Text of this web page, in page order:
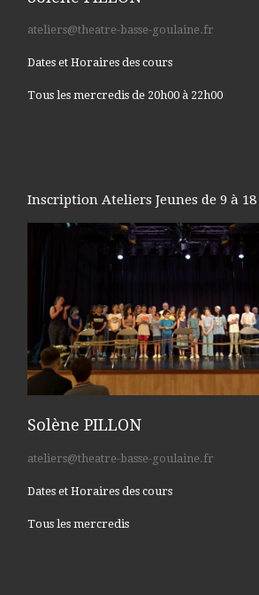
ateliers@theatre-basse-goulaine.fr
Dates et Horaires des cours
Tous les mercredis de 20h00 à 22h00
Inscription Ateliers Jeunes de 9 à 18
Solène PILLON
ateliers@theatre-basse-goulaine.fr
Dates et Horaires des cours
Tous les mercredis